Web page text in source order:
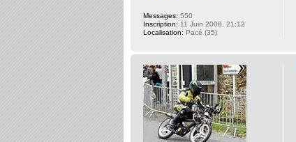
Messages: 550
Inscription: 11 Juin 2008, 21:12
Localisation: Pacé (35)